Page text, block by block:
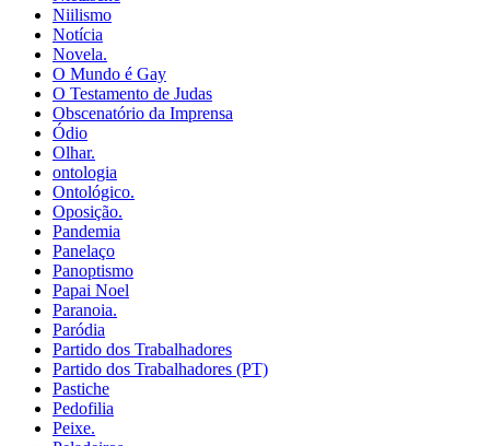
Niilismo
Notícia
Novela.
O Mundo é Gay
O Testamento de Judas
Obscenatório da Imprensa
Ódio
Olhar.
ontologia
Ontológico.
Oposição.
Pandemia
Panelaço
Panoptismo
Papai Noel
Paranoia.
Paródia
Partido dos Trabalhadores
Partido dos Trabalhadores (PT)
Pastiche
Pedofilia
Peixe.